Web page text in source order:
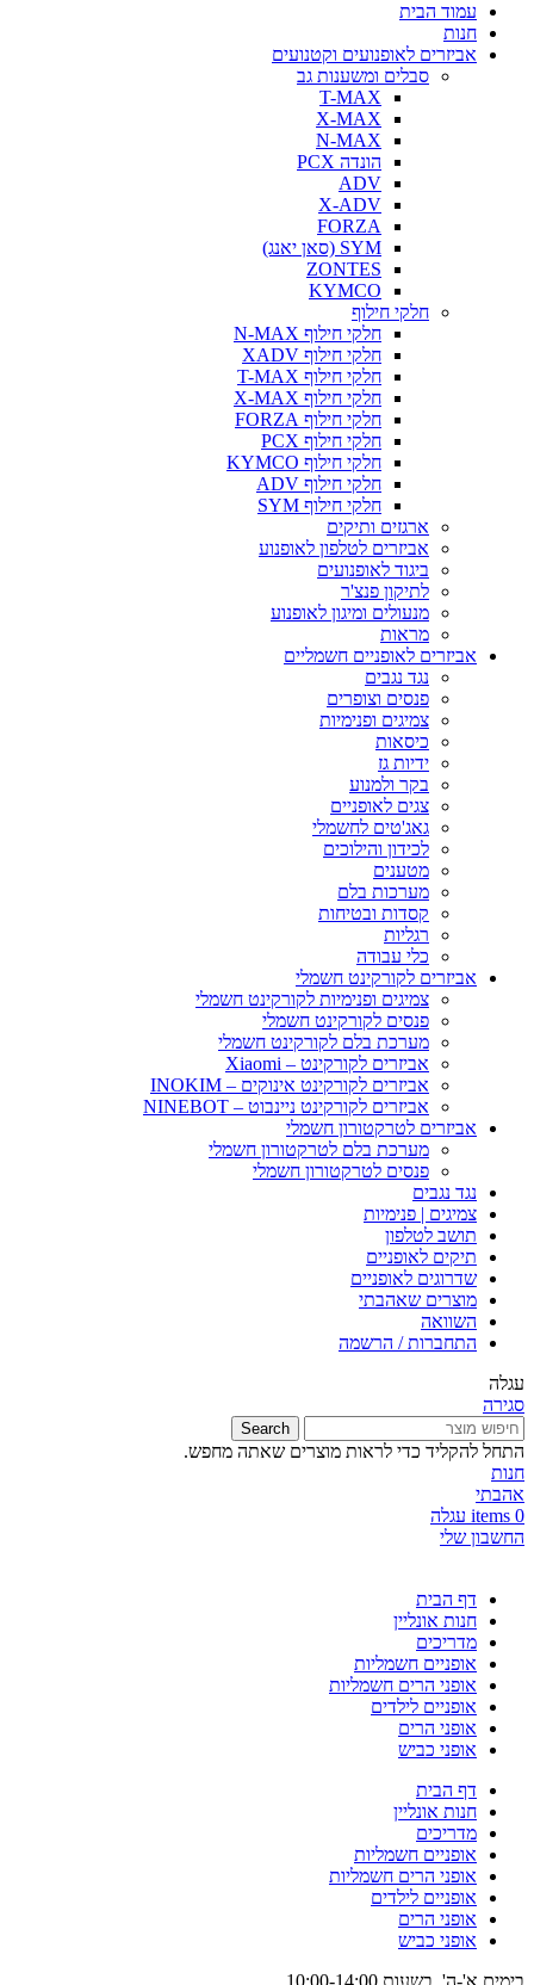
עמוד הבית
חנות
אביזרים לאופנועים וקטנועים
סבלים ומשענות גב
T-MAX
X-MAX
N-MAX
הונדה PCX
ADV
X-ADV
FORZA
SYM (סאן יאנג)
ZONTES
KYMCO
חלקי חילוף
חלקי חילוף N-MAX
חלקי חילוף XADV
חלקי חילוף T-MAX
חלקי חילוף X-MAX
חלקי חילוף FORZA
חלקי חילוף PCX
חלקי חילוף KYMCO
חלקי חילוף ADV
חלקי חילוף SYM
ארגזים ותיקים
אביזרים לטלפון לאופנוע
ביגוד לאופנועים
לתיקון פנצ'ר
מנעולים ומיגון לאופנוע
מראות
אביזרים לאופניים חשמליים
נגד נגבים
פנסים וצופרים
צמיגים ופנימיות
כיסאות
ידיות גז
בקר ולמנוע
צגים לאופניים
גאג'טים לחשמלי
לכידון והילוכים
מטענים
מערכות בלם
קסדות ובטיחות
רגליות
כלי עבודה
אביזרים לקורקינט חשמלי
צמיגים ופנימיות לקורקינט חשמלי
פנסים לקורקינט חשמלי
מערכת בלם לקורקינט חשמלי
אביזרים לקורקינט – Xiaomi
אביזרים לקורקינט אינוקים – INOKIM
אביזרים לקורקינט ניינבוט – NINEBOT
אביזרים לטרקטורון חשמלי
מערכת בלם לטרקטורון חשמלי
פנסים לטרקטורון חשמלי
נגד נגבים
צמיגים | פנימיות
תושב לטלפון
תיקים לאופניים
שדרוגים לאופניים
מוצרים שאהבתי
השוואה
התחברות / הרשמה
עגלה
סגירה
Search
התחל להקליד כדי לראות מוצרים שאתה מחפש.
חנות
אהבתי
0
items עגלה
החשבון שלי
דף הבית
חנות אונליין
מדריכים
אופניים חשמליות
אופני הרים חשמליות
אופניים לילדים
אופני הרים
אופני כביש
דף הבית
חנות אונליין
מדריכים
אופניים חשמליות
אופני הרים חשמליות
אופניים לילדים
אופני הרים
אופני כביש